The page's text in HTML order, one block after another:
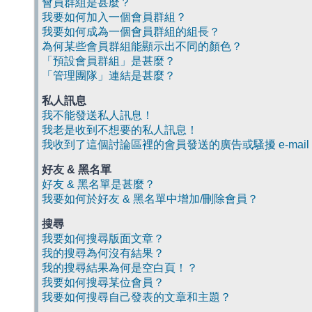
會員群組是甚麼？
我要如何加入一個會員群組？
我要如何成為一個會員群組的組長？
為何某些會員群組能顯示出不同的顏色？
「預設會員群組」是甚麼？
「管理團隊」連結是甚麼？
私人訊息
我不能發送私人訊息！
我老是收到不想要的私人訊息！
我收到了這個討論區裡的會員發送的廣告或騷擾 e-mail
好友 & 黑名單
好友 & 黑名單是甚麼？
我要如何於好友 & 黑名單中增加/刪除會員？
搜尋
我要如何搜尋版面文章？
我的搜尋為何沒有結果？
我的搜尋結果為何是空白頁！？
我要如何搜尋某位會員？
我要如何搜尋自己發表的文章和主題？